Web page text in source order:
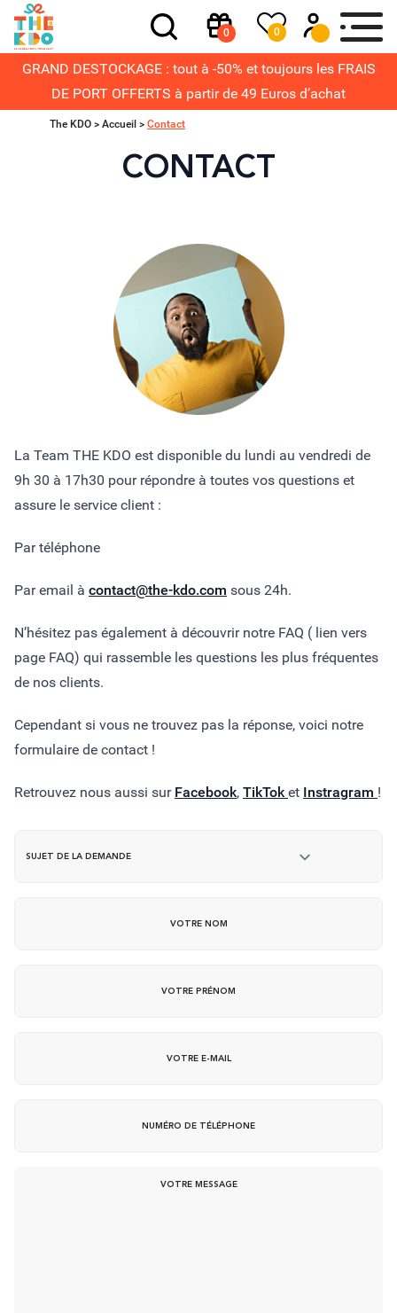
0 0
GRAND DESTOCKAGE : tout à -50% et toujours les FRAIS
DE PORT OFFERTS à partir de 49 Euros d’achat
The KDO > Accueil > Contact
CONTACT
La Team THE KDO est disponible du lundi au vendredi de
9h 30 à 17h30 pour répondre à toutes vos questions et
assure le service client :
Par téléphone
Par email à contact@the-kdo.com sous 24h.
N’hésitez pas également à découvrir notre FAQ ( lien vers
page FAQ) qui rassemble les questions les plus fréquentes
de nos clients.
Cependant si vous ne trouvez pas la réponse, voici notre
formulaire de contact !
Retrouvez nous aussi sur Facebook, TikToket Instragram !